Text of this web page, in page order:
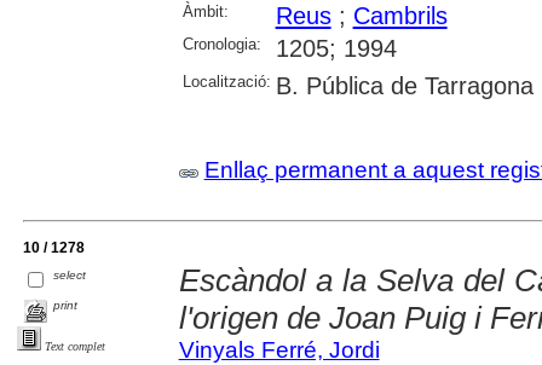
Àmbit: Reus; Cambrils
Cronologia: 1205; 1994
Localització: B. Pública de Tarragona
Enllaç permanent a aquest
10 / 1278
select
print
Text complet
Escàndol a la Selva del
l'origen de Joan Puig i
Vinyals Ferré, Jordi